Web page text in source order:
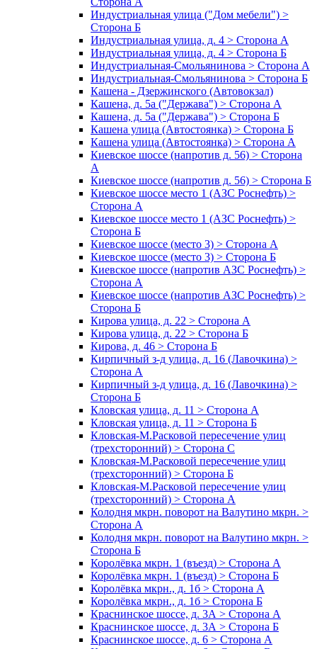
Индустриальная улица ("Дом мебели") >
Сторона Б
Индустриальная улица, д. 4 > Сторона А
Индустриальная улица, д. 4 > Сторона Б
Индустриальная-Смольянинова > Сторона А
Индустриальная-Смольянинова > Сторона Б
Кашена - Дзержинского (Автовокзал)
Кашена, д. 5а ("Держава") > Сторона А
Кашена, д. 5а ("Держава") > Сторона Б
Кашена улица (Автостоянка) > Сторона Б
Кашена улица (Автостоянка) > Сторона А
Киевское шоссе (напротив д. 56) > Сторона
А
Киевское шоссе (напротив д. 56) > Сторона Б
Киевское шоссе место 1 (АЗС Роснефть) >
Сторона А
Киевское шоссе место 1 (АЗС Роснефть) >
Сторона Б
Киевское шоссе (место 3) > Сторона А
Киевское шоссе (место 3) > Сторона Б
Киевское шоссе (напротив АЗС Роснефть) >
Сторона А
Киевское шоссе (напротив АЗС Роснефть) >
Сторона Б
Кирова улица, д. 22 > Сторона А
Кирова улица, д. 22 > Сторона Б
Кирова, д. 46 > Сторона Б
Кирпичный з-д улица, д. 16 (Лавочкина) >
Сторона А
Кирпичный з-д улица, д. 16 (Лавочкина) >
Сторона Б
Кловская улица, д. 11 > Сторона А
Кловская улица, д. 11 > Сторона Б
Кловская-М.Расковой пересечение улиц
(трехсторонний) > Сторона С
Кловская-М.Расковой пересечение улиц
(трехсторонний) > Сторона Б
Кловская-М.Расковой пересечение улиц
(трехсторонний) > Сторона А
Колодня мкрн. поворот на Валутино мкрн. >
Сторона А
Колодня мкрн. поворот на Валутино мкрн. >
Сторона Б
Королёвка мкрн. 1 (въезд) > Сторона А
Королёвка мкрн. 1 (въезд) > Сторона Б
Королёвка мкрн., д. 1б > Сторона А
Королёвка мкрн., д. 1б > Сторона Б
Краснинское шоссе, д. 3А > Сторона А
Краснинское шоссе, д. 3А > Сторона Б
Краснинское шоссе, д. 6 > Сторона А